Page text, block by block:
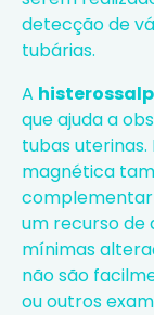
detecção de
tubárias.
A
que ajuda a
tubas uterinas.
magnética
complementar
um recurso
mínimas
não são
ou outros